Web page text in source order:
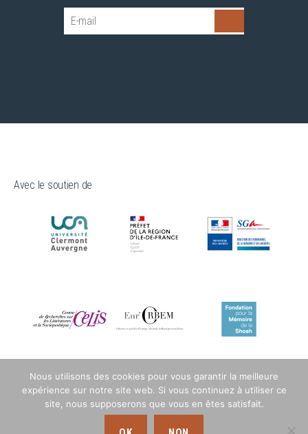
Avec le soutien de
Nous utilisons des cookies pour vous garantir la meilleure
expérience sur notre site web. Si vous continuez à utiliser ce
site, nous supposerons que vous en êtes satisfait.